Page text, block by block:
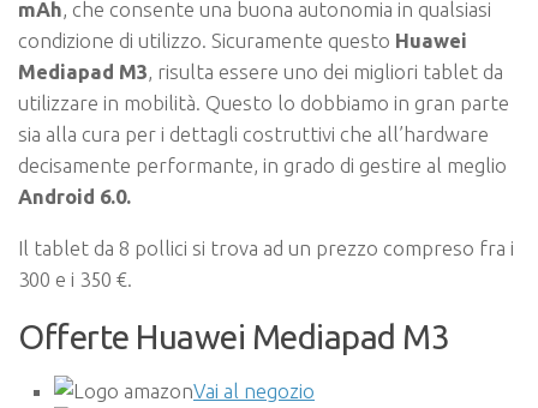
mAh, che consente una buona autonomia in qualsiasi
condizione di utilizzo. Sicuramente questo Huawei
Mediapad M3, risulta essere uno dei migliori tablet da
utilizzare in mobilità. Questo lo dobbiamo in gran parte
sia alla cura per i dettagli costruttivi che all’hardware
decisamente performante, in grado di gestire al meglio
Android 6.0.
Il tablet da 8 pollici si trova ad un prezzo compreso fra i
300 e i 350 €.
Offerte Huawei Mediapad M3
Vai al negozio